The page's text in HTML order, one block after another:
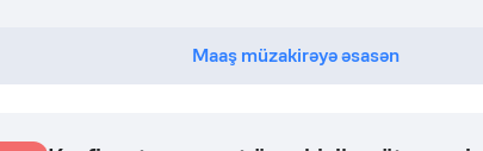
Maaş müzakirəyə əsasən